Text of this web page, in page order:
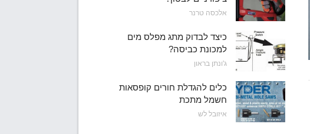
אלכסה טרנר
כיצד לבדוק מתג מפלס מים
למכונת כביסה?
ג'ונתן בראון
כלים להגדלת חורים קופסאות
חשמל מתכת
איזובל לש